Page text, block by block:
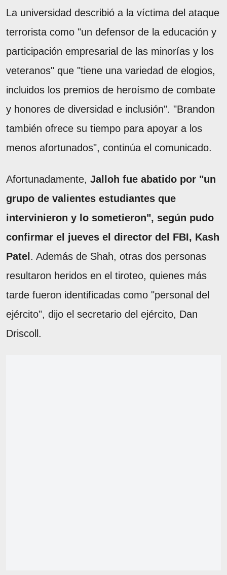
La universidad describió a la víctima del ataque
terrorista como "un defensor de la educación y
participación empresarial de las minorías y los
veteranos" que "tiene una variedad de elogios,
incluidos los premios de heroísmo de combate
y honores de diversidad e inclusión". "Brandon
también ofrece su tiempo para apoyar a los
menos afortunados", continúa el comunicado.
Afortunadamente, Jalloh fue abatido por "un
grupo de valientes estudiantes que
intervinieron y lo sometieron", según pudo
confirmar el jueves el director del FBI, Kash
Patel . Además de Shah, otras dos personas
resultaron heridos en el tiroteo, quienes más
tarde fueron identificadas como "personal del
ejército", dijo el secretario del ejército, Dan
Driscoll.